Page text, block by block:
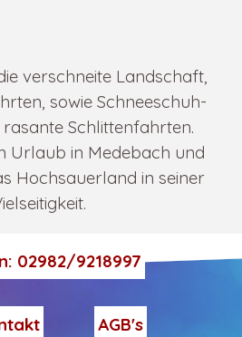
verschneite Landschaft,
sowie Schneeschuh-
Schlittenfahrten.
Urlaub in Medebach und
Hochsauerland in seiner
AGB's
02982/9218997